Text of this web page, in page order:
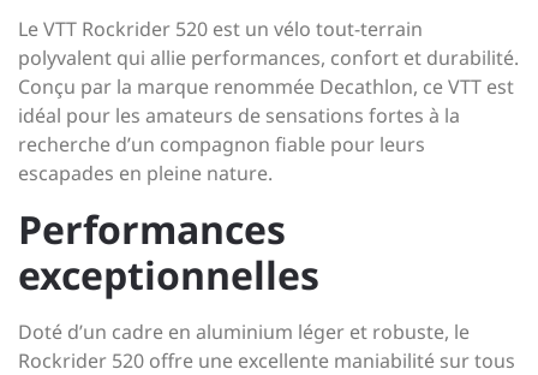
Le VTT Rockrider 520 est un vélo tout-terrain
polyvalent qui allie performances, confort et durabilité.
Conçu par la marque renommée Decathlon, ce VTT est
idéal pour les amateurs de sensations fortes à la
recherche d’un compagnon fiable pour leurs
escapades en pleine nature.
Performances
exceptionnelles
Doté d’un cadre en aluminium léger et robuste, le
Rockrider 520 offre une excellente maniabilité sur tous